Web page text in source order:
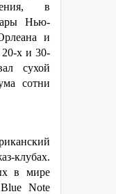
в
Нью-
и
20-х и 30-
сухой
сотни
клубах.
в мире
Note